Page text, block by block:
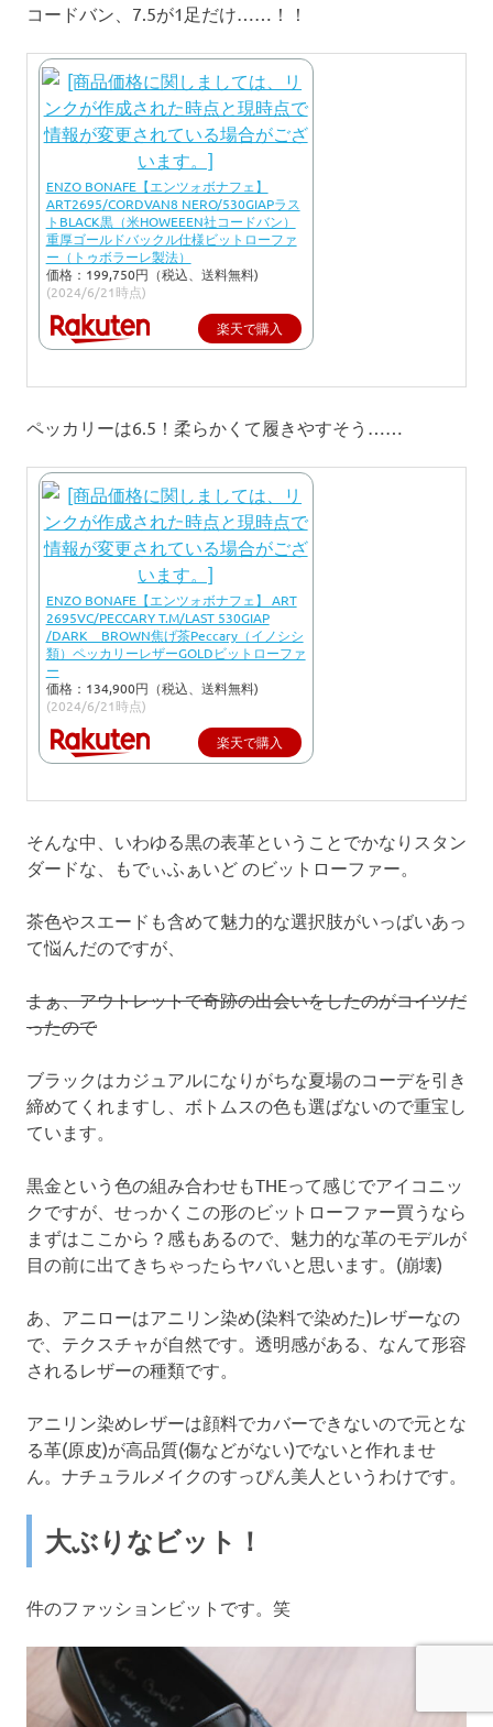
コードバン、7.5が1足だけ……！！
ENZO BONAFE【エンツォボナフェ】
ART2695/CORDVAN8 NERO/530GIAPラス
トBLACK黒（米HOWEEEN社コードバン）
重厚ゴールドバックル仕様ビットローファ
ー（トゥボラーレ製法）
価格：199,750円（税込、送料無料)
(2024/6/21時点)
楽天で購入
ペッカリーは6.5！柔らかくて履きやすそう……
ENZO BONAFE【エンツォボナフェ】 ART
2695VC/PECCARY T.M/LAST 530GIAP
/DARK BROWN焦げ茶Peccary（イノシシ
類）ペッカリーレザーGOLDビットローファ
ー
価格：134,900円（税込、送料無料)
(2024/6/21時点)
楽天で購入
そんな中、いわゆる黒の表革ということでかなりスタン
ダードな、もでぃふぁいど のビットローファー。
茶色やスエードも含めて魅力的な選択肢がいっばいあっ
て悩んだのですが、
まぁ、アウトレットで奇跡の出会いをしたのがコイツだ
ったので
ブラックはカジュアルになりがちな夏場のコーデを引き
締めてくれますし、ボトムスの色も選ばないので重宝し
ています。
黒金という色の組み合わせもTHEって感じでアイコニッ
クですが、せっかくこの形のビットローファー買うなら
まずはここから？感もあるので、魅力的な革のモデルが
目の前に出てきちゃったらヤバいと思います。(崩壊)
あ、アニローはアニリン染め(染料で染めた)レザーなの
で、テクスチャが自然です。透明感がある、なんて形容
されるレザーの種類です。
アニリン染めレザーは顔料でカバーできないので元とな
る革(原皮)が高品質(傷などがない)でないと作れませ
ん。ナチュラルメイクのすっぴん美人というわけです。
大ぶりなビット！
件のファッションビットです。笑